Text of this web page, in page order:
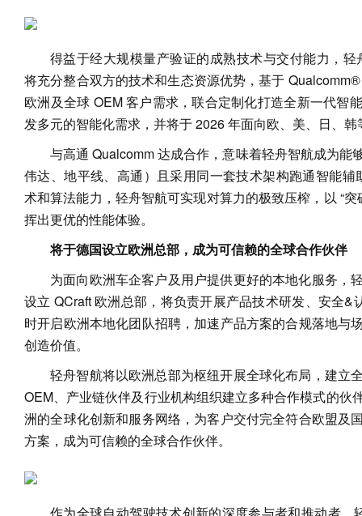
得益于经大规模量产验证的成熟技术与交付能力，轻
将充分整合双方的技术和生态资源优势，基于
欧洲及全球 OEM 客户需求，联合定制化打造全新一代智
发多元的智能化需求，并将于 2026 年面向欧、美、日、
与高通 Qualcomm 达成合作，意味着轻舟智航成为能
伟达、地平线、高通）且采用同一套技术架构跑通智能
术和算法能力，轻舟智航可实现对算力的极致压榨，以 “
挥出更优的性能体验。
将于德国设立欧洲总部，成为可信赖的全球合作伙伴
为面向欧洲车企客户及用户提供更好的本地化服务，
设立 QCraft 欧洲总部，将负责开展产品技术研发、安全
时开启欧洲本地化团队招聘，加速产品方案的合规落地与
创造价值。
轻舟智航将以欧洲总部为枢纽开展全球化布局，建立
OEM、产业链伙伴及行业机构组织建立多种合作模式的伙
洲的全球化创新和服务网络，为客户交付完全符合欧盟及
方案，成为可信赖的全球合作伙伴。